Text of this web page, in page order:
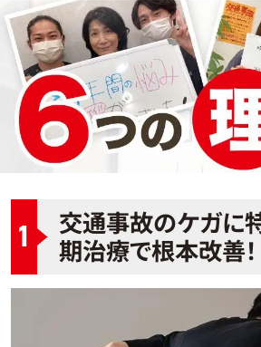
1
交通事故のケガに
期治療で根本改善！